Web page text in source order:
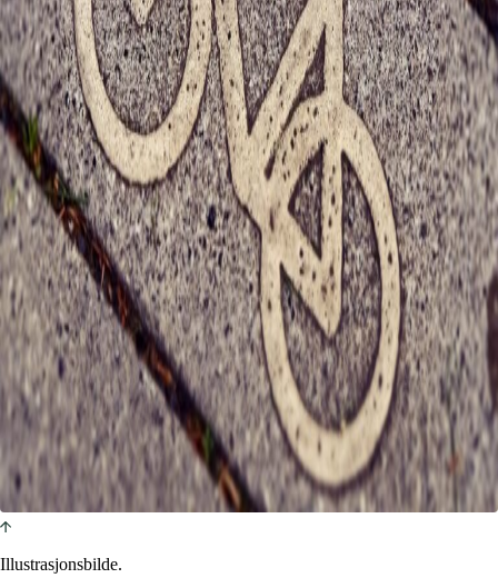
Illustrasjonsbilde.